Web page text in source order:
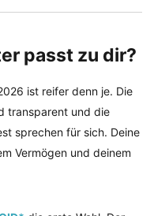
passt zu dir?
ist reifer denn je. Die
transparent und die
sprechen für sich. Deine
Vermögen und deinem